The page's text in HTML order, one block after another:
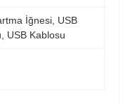
İğnesi, USB
USB Kablosu